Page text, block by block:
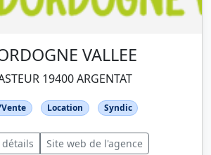
VALLEE
19400 ARGENTAT
Location Syndic
détails Site web de l'agence